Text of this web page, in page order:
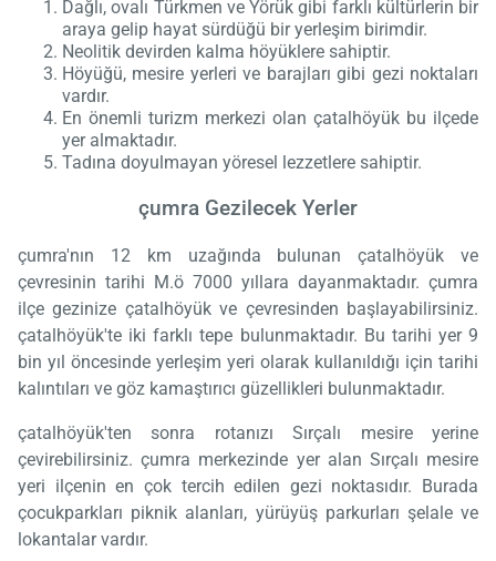
Dağlı, ovalı Türkmen ve Yörük gibi farklı kültürlerin bir
araya gelip hayat sürdüğü bir yerleşim birimdir.
Neolitik devirden kalma höyüklere sahiptir.
Höyüğü, mesire yerleri ve barajları gibi gezi noktaları
vardır.
En önemli turizm merkezi olan çatalhöyük bu ilçede
yer almaktadır.
Tadına doyulmayan yöresel lezzetlere sahiptir.
çumra Gezilecek Yerler
çumra'nın 12 km uzağında bulunan çatalhöyük ve
çevresinin tarihi M.ö 7000 yıllara dayanmaktadır. çumra
ilçe gezinize çatalhöyük ve çevresinden başlayabilirsiniz.
çatalhöyük'te iki farklı tepe bulunmaktadır. Bu tarihi yer 9
bin yıl öncesinde yerleşim yeri olarak kullanıldığı için tarihi
kalıntıları ve göz kamaştırıcı güzellikleri bulunmaktadır.
çatalhöyük'ten sonra rotanızı Sırçalı mesire yerine
çevirebilirsiniz. çumra merkezinde yer alan Sırçalı mesire
yeri ilçenin en çok tercih edilen gezi noktasıdır. Burada
çocukparkları piknik alanları, yürüyüş parkurları şelale ve
lokantalar vardır.